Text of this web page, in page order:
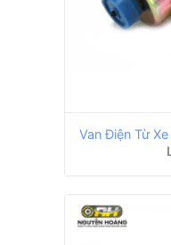
Van Điện Từ